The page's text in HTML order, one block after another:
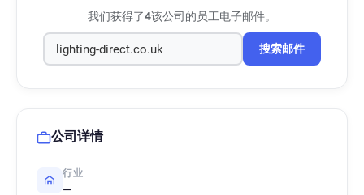
我们获得了4该公司的员工电子邮件。
搜索邮件
公司详情
行业
—